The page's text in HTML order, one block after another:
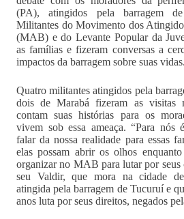
(PA), atingidos pela barragem
Militantes do Movimento dos
(MAB) e do Levante Popular da
as famílias e fizeram conversas a
impactos da barragem sobre suas vidas.
Quatro militantes atingidos pela
dois de Marabá fizeram as visitas
contam suas histórias para os
vivem sob essa ameaça. “Para nós
falar da nossa realidade para essas
elas possam abrir os olhos
organizar no MAB para lutar por seus
seu Valdir, que mora na cidade
atingida pela barragem de Tucuruí e
anos luta por seus direitos, negados